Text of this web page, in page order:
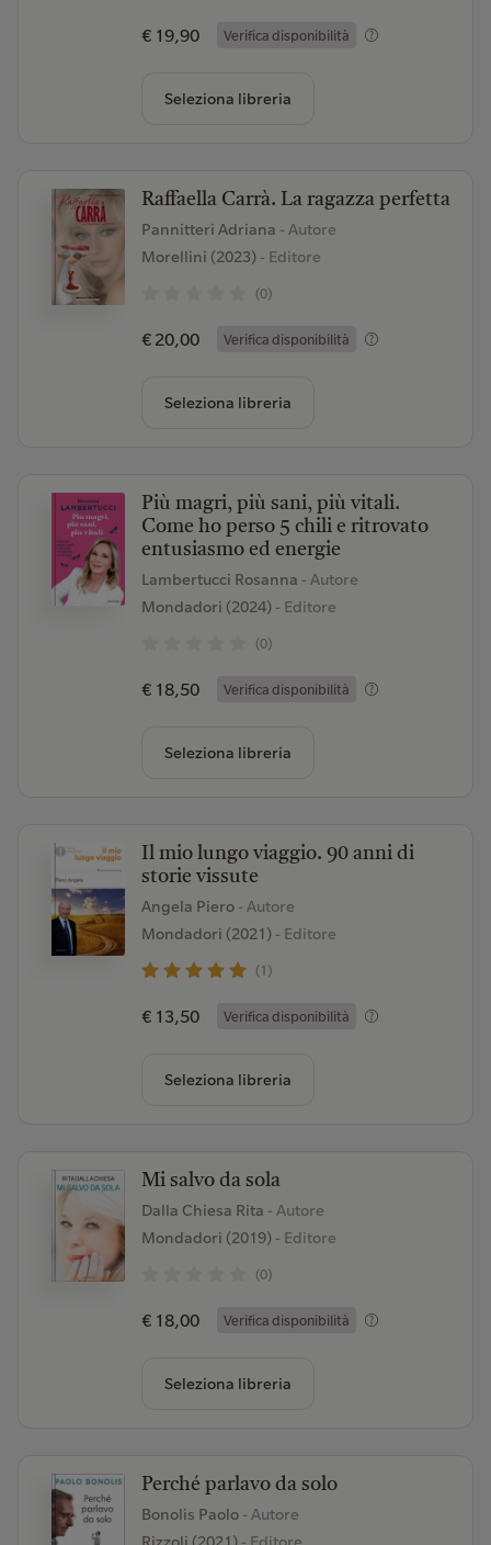
€ 19,90 Verifica disponibilità
Seleziona libreria
Raffaella Carrà. La ragazza perfetta
Pannitteri Adriana - Autore
Morellini (2023)- Editore
(0)
€ 20,00 Verifica disponibilità
Seleziona libreria
Più magri, più sani, più vitali.
Come ho perso 5 chili e ritrovato
entusiasmo ed energie
Lambertucci Rosanna - Autore
Mondadori (2024)- Editore
(0)
€ 18,50 Verifica disponibilità
Seleziona libreria
Il mio lungo viaggio. 90 anni di
storie vissute
Angela Piero - Autore
Mondadori (2021)- Editore
(1)
€ 13,50 Verifica disponibilità
Seleziona libreria
Mi salvo da sola
Dalla Chiesa Rita - Autore
Mondadori (2019)- Editore
(0)
€ 18,00 Verifica disponibilità
Seleziona libreria
Perché parlavo da solo
Bonolis Paolo - Autore